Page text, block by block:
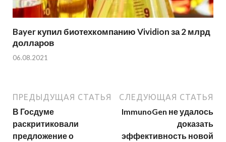
Bayer купил биотехкомпанию Vividion за 2 млрд
долларов
06.08.2021
ПРЕДЫДУЩАЯ СТАТЬЯ
В Госдуме
раскритиковали
предложение о
СЛЕДУЮЩАЯ СТАТЬЯ
ImmunoGen не удалось
доказать
эффективность новой